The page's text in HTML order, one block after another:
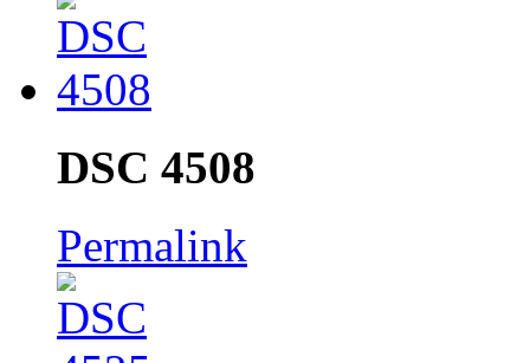
DSC 4508
Permalink